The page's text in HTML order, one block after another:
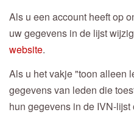
Als u een account heeft op
uw gegevens in de lijst
website.
Als u het vakje "toon alleen
gegevens van leden die
hun gegevens in de IVN-